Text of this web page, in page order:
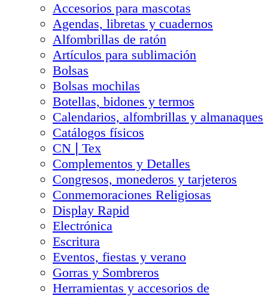
Accesorios para mascotas
Agendas, libretas y cuadernos
Alfombrillas de ratón
Artículos para sublimación
Bolsas
Bolsas mochilas
Botellas, bidones y termos
Calendarios, alfombrillas y almanaques
Catálogos físicos
CN❘Tex
Complementos y Detalles
Congresos, monederos y tarjeteros
Conmemoraciones Religiosas
Display Rapid
Electrónica
Escritura
Eventos, fiestas y verano
Gorras y Sombreros
Herramientas y accesorios de